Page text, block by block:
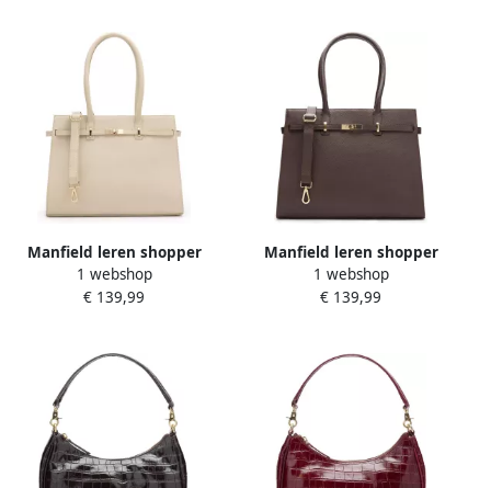
Manfield leren shopper
beige
1 webshop
€ 139,99
Manfield leren shopper
donkerbruin
1 webshop
€ 139,99